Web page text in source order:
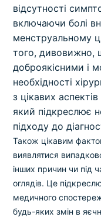
відсутності
включаючи болі
менструальному
того, дивовижно,
доброякісними і
необхідності
з цікавих
який підкреслює
підходу до
Також цікавим
виявлятися
інших причин чи під
оглядів. Це
медичного
будь-яких змін в